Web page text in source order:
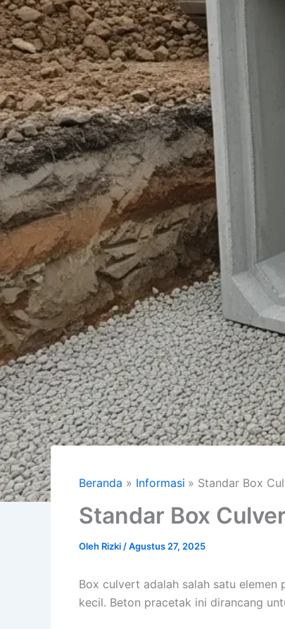
Beranda Informasi Standar Box
Standar Box
Oleh Rizki/Agustus 27, 2025
Box culvert adalah salah satu
kecil. Beton pracetak ini dirancang